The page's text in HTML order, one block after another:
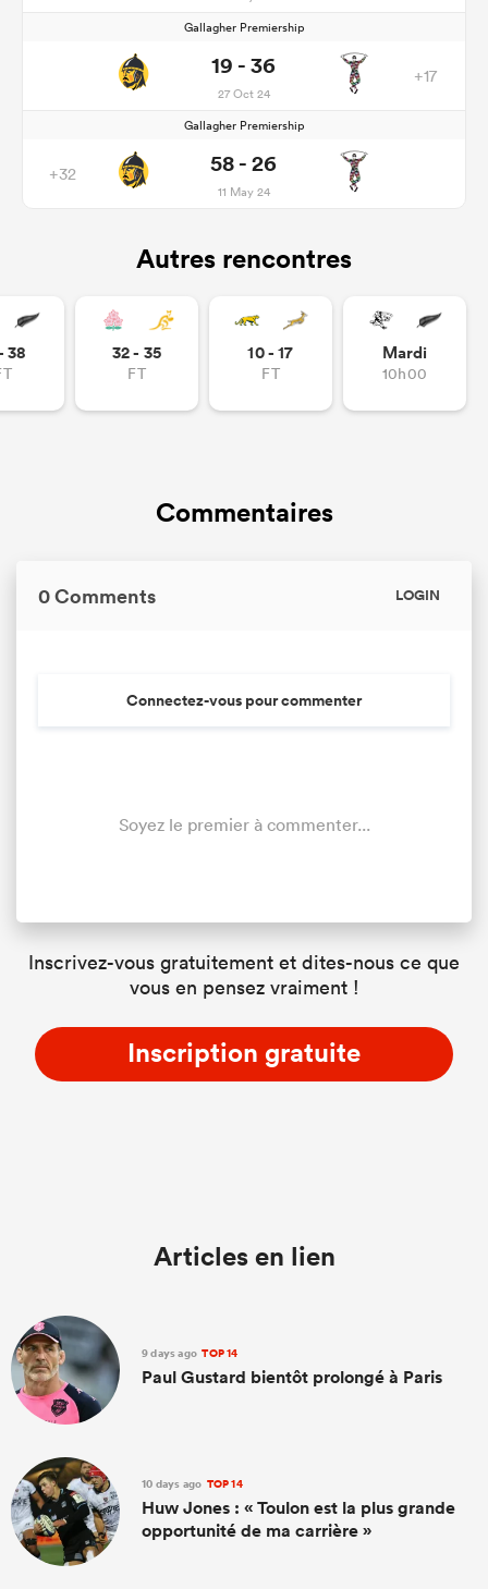
Gallagher Premiership
19 - 36
27 Oct 24
+17
Gallagher Premiership
+32 58 - 26
11 May 24
Autres rencontres
38 32 - 35
FT
10 - 17
FT
Mardi
10h00
Commentaires
0 Comments LOGIN
Connectez-vous pour commenter
Soyez le premier à commenter...
Inscrivez-vous gratuitement et dites-nous ce que
vous en pensez vraiment !
Inscription gratuite
Articles en lien
9 days ago TOP 14
Paul Gustard bientôt prolongé à Paris
10 days ago TOP 14
Huw Jones : « Toulon est la plus grande
opportunité de ma carrière »